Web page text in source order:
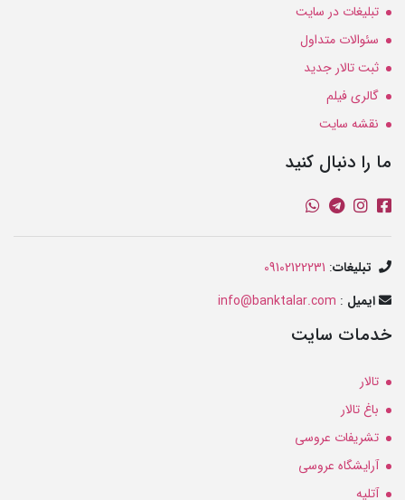
تبلیغات در سایت
سئوالات متداول
ثبت تالار جدید
گالری فیلم
نقشه سایت
ما را دنبال کنید
تبلیغات:
09102122231
ایمیل :
info@banktalar.com
خدمات سایت
تالار
باغ تالار
تشریفات عروسی
آرایشگاه عروسی
آتلیه